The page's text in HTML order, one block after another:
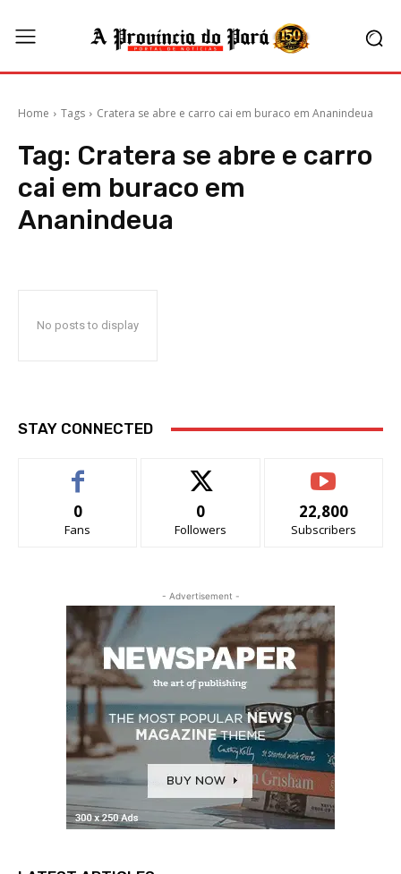
Home Tags Cratera se abre e carro cai em buraco em Ananindeua
Tag: Cratera se abre e carro
cai em buraco em
Ananindeua
No posts to display
STAY CONNECTED
0
Fans
0
Followers
22,800
Subscribers
- Advertisement -